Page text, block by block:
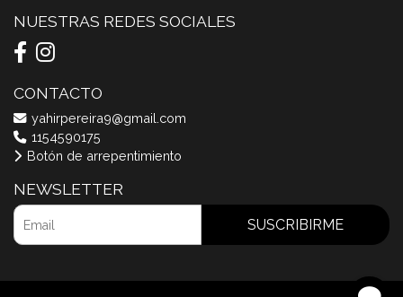
NUESTRAS REDES SOCIALES
CONTACTO
yahirpereira9@gmail.com
1154590175
Botón de arrepentimiento
NEWSLETTER
SUSCRIBIRME